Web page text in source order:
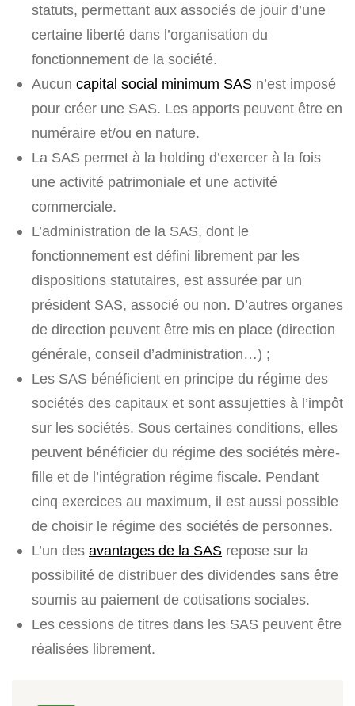
statuts, permettant aux associés de jouir d’une
certaine liberté dans l’organisation du
fonctionnement de la société.
Aucun capital social minimum SAS n’est imposé
pour créer une SAS. Les apports peuvent être en
numéraire et/ou en nature.
La SAS permet à la holding d’exercer à la fois
une activité patrimoniale et une activité
commerciale.
L’administration de la SAS, dont le
fonctionnement est défini librement par les
dispositions statutaires, est assurée par un
président SAS, associé ou non. D’autres organes
de direction peuvent être mis en place (direction
générale, conseil d’administration…) ;
Les SAS bénéficient en principe du régime des
sociétés des capitaux et sont assujetties à l’impôt
sur les sociétés. Sous certaines conditions, elles
peuvent bénéficier du régime des sociétés mère-
fille et de l’intégration régime fiscale. Pendant
cinq exercices au maximum, il est aussi possible
de choisir le régime des sociétés de personnes.
L’un des avantages de la SAS repose sur la
possibilité de distribuer des dividendes sans être
soumis au paiement de cotisations sociales.
Les cessions de titres dans les SAS peuvent être
réalisées librement.